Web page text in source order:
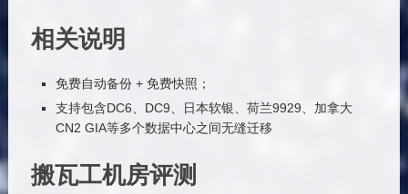
相关说明
免费自动备份 + 免费快照；
支持包含DC6、DC9、日本软银、荷兰9929、加拿大
CN2 GIA等多个数据中心之间无缝迁移
搬瓦工机房评测